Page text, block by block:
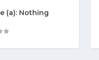
(a): Nothing